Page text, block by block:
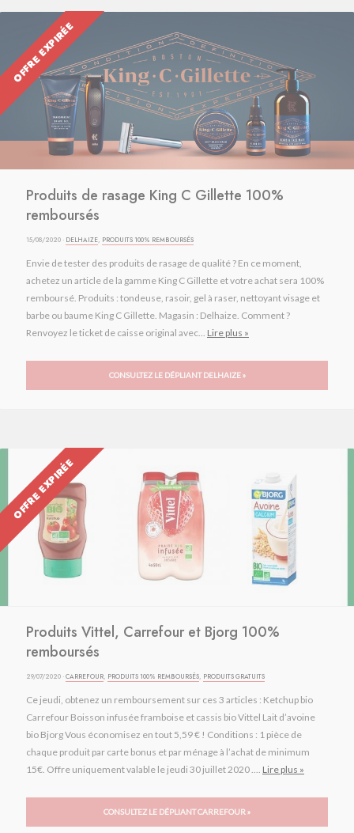
OFFRE EXPIRÉE
Produits de rasage King C Gillette 100%
remboursés
15/08/2020 · DELHAIZE, PRODUITS 100% REMBOURSÉS
Envie de tester des produits de rasage de qualité ? En ce moment,
achetez un article de la gamme King C Gillette et votre achat sera 100%
remboursé. Produits : tondeuse, rasoir, gel à raser, nettoyant visage et
barbe ou baume King C Gillette. Magasin : Delhaize. Comment ?
Renvoyez le ticket de caisse original avec... Lire plus »
CONSULTEZ LE DÉPLIANT DELHAIZE »
OFFRE EXPIRÉE
Produits Vittel, Carrefour et Bjorg 100%
remboursés
29/07/2020 ·CARREFOUR, PRODUITS 100% REMBOURSÉS, PRODUITS GRATUITS
Ce jeudi, obtenez un remboursement sur ces 3 articles : Ketchup bio
Carrefour Boisson infusée framboise et cassis bio Vittel Lait d’avoine
bio Bjorg Vous économisez en tout 5,59 € ! Conditions : 1 pièce de
chaque produit par carte bonus et par ménage à l’achat de minimum
15€. Offre uniquement valable le jeudi 30 juillet 2020 .... Lire plus »
CONSULTEZ LE DÉPLIANT CARREFOUR »